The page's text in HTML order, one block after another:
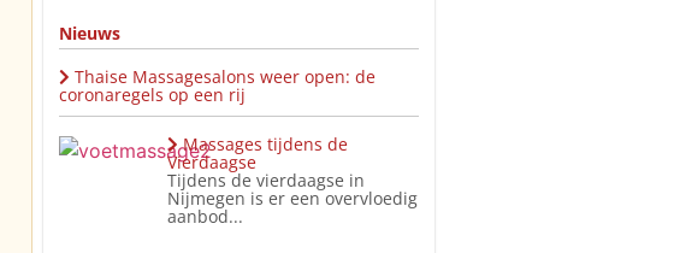
Nieuws
Thaise Massagesalons weer open: de
coronaregels op een rij
Massages tijdens de
Vierdaagse
Tijdens de vierdaagse in
Nijmegen is er een overvloedig
aanbod...